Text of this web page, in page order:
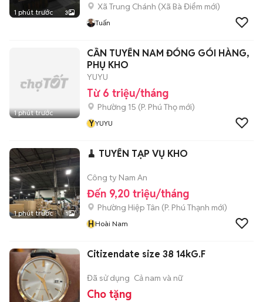
1 phút trước 3
Xã Trung Chánh (Xã Bà Điểm mới)
Tuấn
1 phút trước
CẦN TUYỂN NAM ĐÓNG GÓI HÀNG,
PHỤ KHO
YUYU
Từ 6 triệu/tháng
Phường 15 (P. Phú Thọ mới)
YYUYU
1 phút trước 1
🧹 TUYỂN TẠP VỤ KHO
Công ty Nam An
Đến 9,20 triệu/tháng
Phường Hiệp Tân (P. Phú Thạnh mới)
HHoài Nam
Citizendate size 38 14kG.F
Đã sử dụng Cả nam và nữ
Cho tặng